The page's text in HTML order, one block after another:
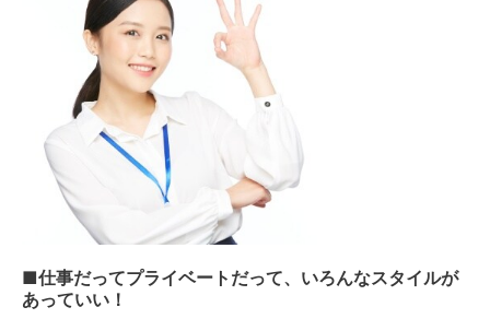
■仕事だってプライベートだって、いろんなスタイルが
あっていい！